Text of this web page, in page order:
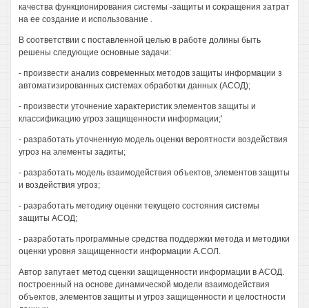
качества функционирования системы -защиты и сокращения затрат
на ее создание и использование .
В соответствии с поставленной целью в работе долины быть
решены следующие основные задачи:
- произвести анализ современных методов защиты информации з
автоматизированных системах обработки данных (АСОД);
- произвести уточнение характеристик элементов защиты и
классификацию угроз защищенности информации;'
- разработать уточненную модель оценки вероятности воздействия
угроз на элементы задиты;
- разработать модель взаимодействия объектов, элементов защиты
и воздействия угроз;
- разработать методику оценки текущего состояния системы
защиты АСОД;
- разработать программные средства поддержки метода и методики
оценки уровня защищенности информации А.СОЛ.
Автор запутает метод сценки защищенности информации в АСОД.
построенный на основе динамической модели взаимодействия
объектов, элементов защиты и угроз защищенности и целостности